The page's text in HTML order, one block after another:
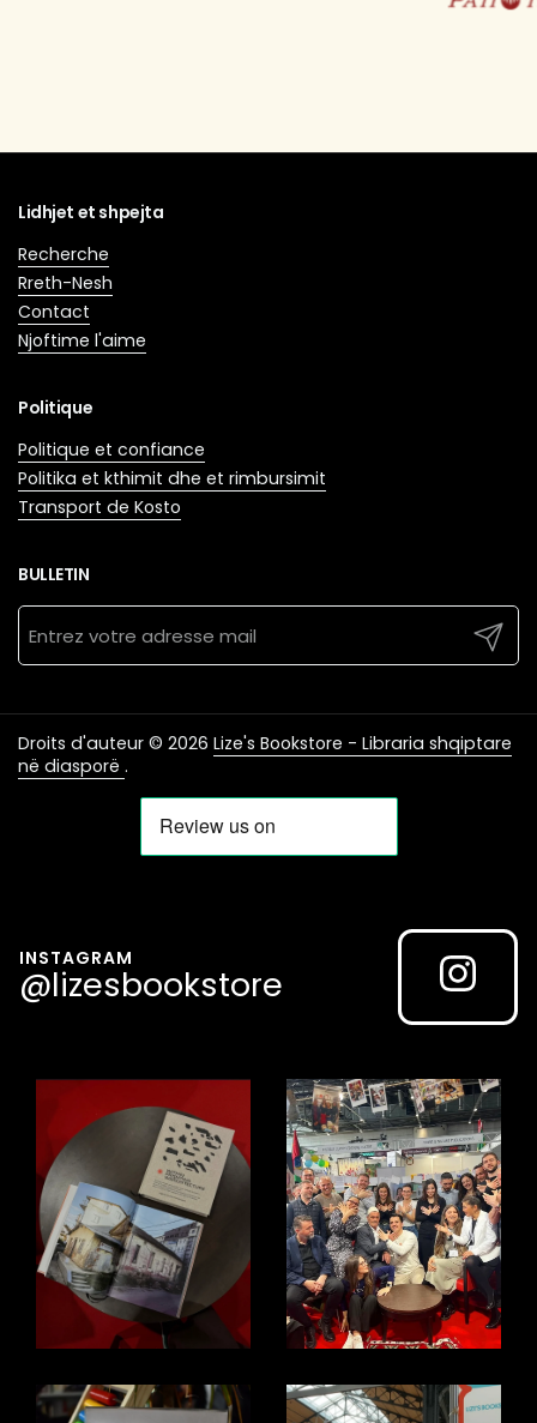
Lidhjet et shpejta
Recherche
Rreth-Nesh
Contact
Njoftime l'aime
Politique
Politique et confiance
Politika et kthimit dhe et rimbursimit
Transport de Kosto
BULLETIN
Envoyer
Droits d'auteur © 2026 Lize's Bookstore - Libraria shqiptare
në diasporë .
INSTAGRAM
@lizesbookstore